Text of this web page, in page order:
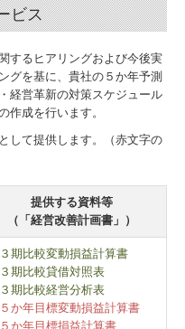
ビス
するヒアリングおよび今後実
グを基に、貴社の５か年予測
経営革新の対策スケジュール
作成を行います。
して提供します。（赤文字の
提供する資料等
（「経営改善計画書」）
期比較変動損益計算書
期比較貸借対照表
期比較経営分析表
か年目標変動損益計算書
か年目標損益計算書